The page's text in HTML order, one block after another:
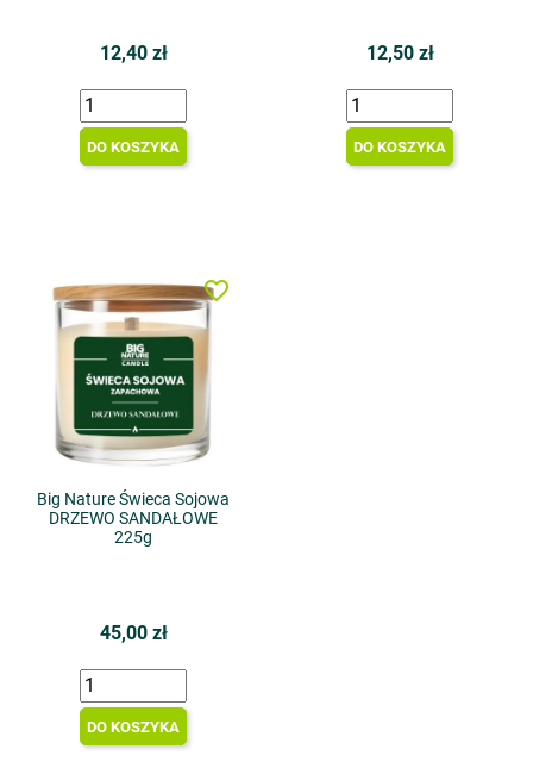
12,40 zł
DO KOSZYKA
12,50 zł
DO KOSZYKA
Big Nature Świeca Sojowa
DRZEWO SANDAŁOWE
225g
45,00 zł
DO KOSZYKA
favorite_border